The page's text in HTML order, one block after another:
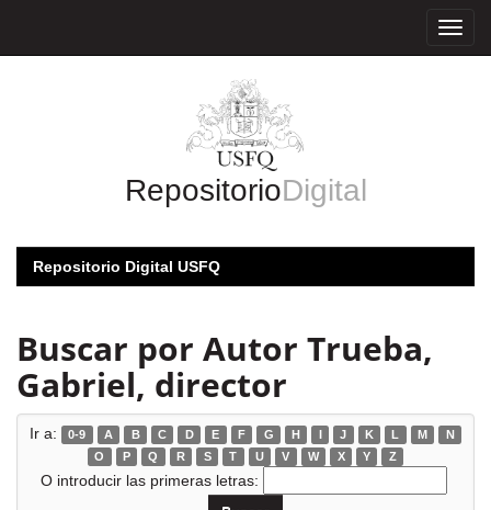
RepositorioDigital
Repositorio Digital USFQ
Buscar por Autor Trueba,
Gabriel, director
Ir a: 0-9 A B C D E F G H I J K L M
N
O
P Q R S T U V W X Y Z
O introducir las primeras letras: